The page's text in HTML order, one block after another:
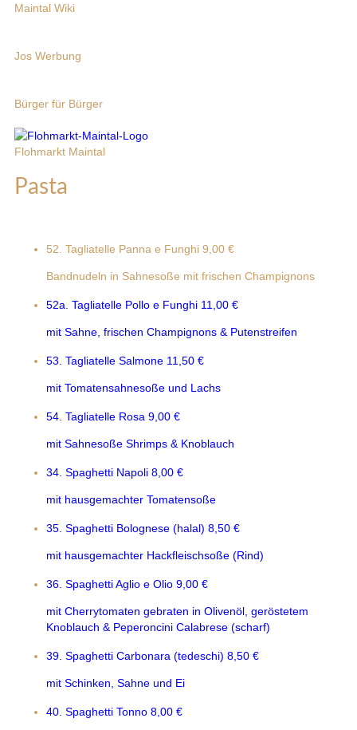
Maintal Wiki
Jos Werbung
Bürger für Bürger
Flohmarkt Maintal
Pasta
52. Tagliatelle Panna e Funghi 9,00 €
Bandnudeln in Sahnesoße mit frischen Champignons
52a. Tagliatelle Pollo e Funghi 11,00 €
mit Sahne, frischen Champignons & Putenstreifen
53. Tagliatelle Salmone 11,50 €
mit Tomatensahnesoße und Lachs
54. Tagliatelle Rosa 9,00 €
mit Sahnesoße Shrimps & Knoblauch
34. Spaghetti Napoli 8,00 €
mit hausgemachter Tomatensoße
35. Spaghetti Bolognese (halal) 8,50 €
mit hausgemachter Hackfleischsoße (Rind)
36. Spaghetti Aglio e Olio 9,00 €
mit Cherrytomaten gebraten in Olivenöl, geröstetem
Knoblauch & Peperoncini Calabrese (scharf)
39. Spaghetti Carbonara (tedeschi) 8,50 €
mit Schinken, Sahne und Ei
40. Spaghetti Tonno 8,00 €